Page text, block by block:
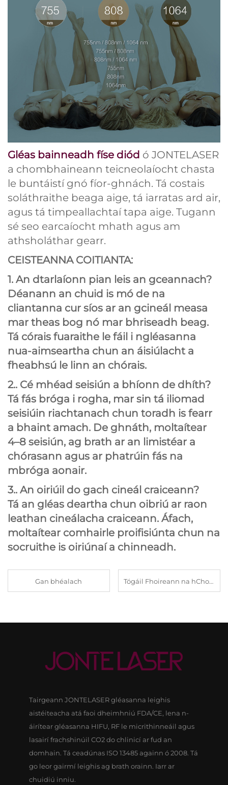
Gléas bainneadh físe diód ó JONTELASER
a chombhaineann teicneolaíocht chasta
le buntáistí gnó fíor-ghnách. Tá costais
soláthraithe beaga aige, tá iarratas ard air,
agus tá timpeallachtaí tapa aige. Tugann
sé seo earcaíocht mhath agus am
athsholáthar gearr.
CEISTEANNA COITIANTA:
1. An dtarlaíonn pian leis an gceannach?
Déanann an chuid is mó de na
cliantanna cur síos ar an gcineál measa
mar theas bog nó mar bhriseadh beag.
Tá córais fuaraithe le fáil i ngléasanna
nua-aimseartha chun an áisiúlacht a
fheabhsú le linn an chórais.
2.. Cé mhéad seisiún a bhíonn de dhíth?
Tá fás bróga i rogha, mar sin tá iliomad
seisiúin riachtanach chun toradh is fearr
a bhaint amach. De ghnáth, moltaítear
4–8 seisiún, ag brath ar an limistéar a
chórasann agus ar phatrúin fás na
mbróga aonair.
3.. An oiriúil do gach cineál craiceann?
Tá an gléas deartha chun oibriú ar raon
leathan cineálacha craiceann. Áfach,
moltaítear comhairle proifisiúnta chun na
socruithe is oiriúnaí a chinneadh.
Gan bhéalach Tógáil Fhoireann na hChomhlachta i Guoyuan, Zhangjiakou chun an coheisiún foirne a neartú
Tairgeann JONTELASER gléasanna leighis
aistéiteacha atá faoi dheimhniú FDA/CE, lena n-
áirítear gléasanna HIFU, RF le micrithinneáil agus
lasairí frachshinúil CO2 do chlinicí ar fud an
domhain. Tá ceadúnas ISO 13485 againn ó 2008. Tá
go leor gairmí leighis ag brath orainn. Iarr ar
chuidiú inniu.